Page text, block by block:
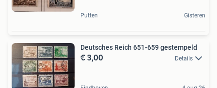
Putten Gisteren
Deutsches Reich 651-659 gestempeld
€ 3,00 Details